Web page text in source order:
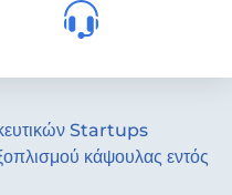
Startups
κάψουλας εντός